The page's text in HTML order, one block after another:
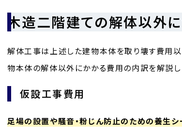
木造二階建ての解体以外
解体工事は上述した建物本体を取り壊す費用以
物本体の解体以外にかかる費用の内訳を解説し
仮設工事費用
足場の設置や騒音・粉じん防止のための養生